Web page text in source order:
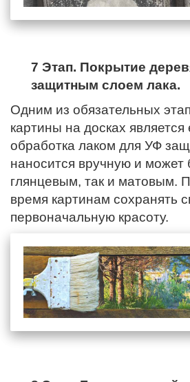
7 Этап. Покрытие
защитным слоем лака.
Одним из обязательных
картины на досках является
обработка лаком для УФ
наносится вручную и может
глянцевым, так и матовым.
время картинам сохранять
первоначальную красоту.